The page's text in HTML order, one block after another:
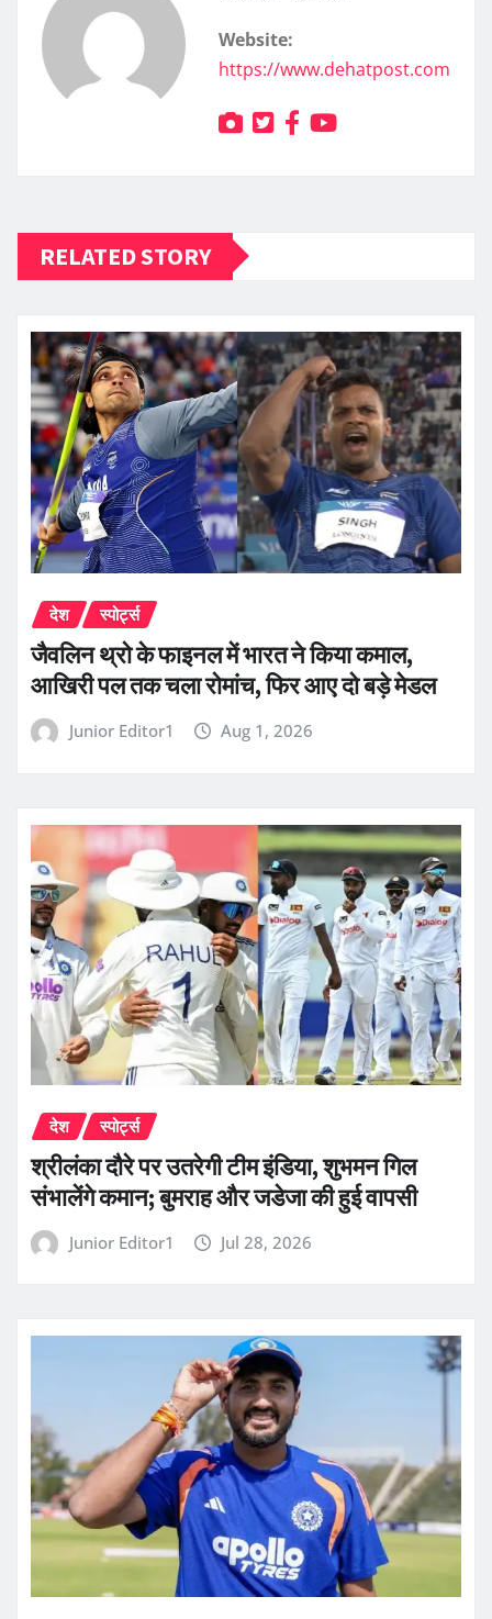
Website:
https://www.dehatpost.com
RELATED STORY
देश स्पोर्ट्स
जैवलिन थ्रो के फाइनल में भारत ने किया कमाल,
आखिरी पल तक चला रोमांच, फिर आए दो बड़े मेडल
Junior Editor1 Aug 1, 2026
देश स्पोर्ट्स
श्रीलंका दौरे पर उतरेगी टीम इंडिया, शुभमन गिल
संभालेंगे कमान; बुमराह और जडेजा की हुई वापसी
Junior Editor1 Jul 28, 2026